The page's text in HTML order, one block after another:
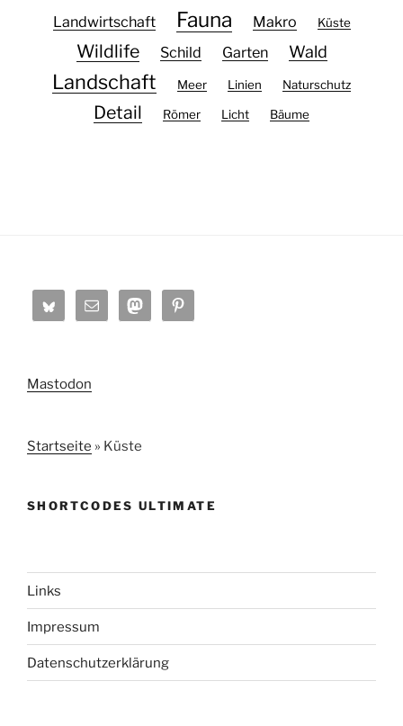
Landwirtschaft Fauna Makro Küste
Wildlife Schild Garten Wald
Landschaft Meer Linien Naturschutz
Detail Römer Licht Bäume
Mastodon
Startseite » Küste
SHORTCODES ULTIMATE
Links
Impressum
Datenschutzerklärung